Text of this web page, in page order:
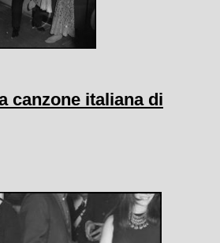
canzone italiana di